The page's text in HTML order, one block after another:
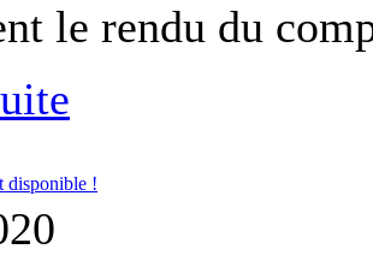
le rendu du
disponible !